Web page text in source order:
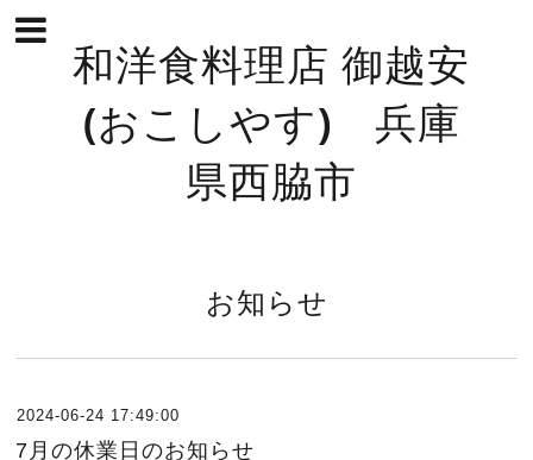
和洋食料理店 御越安
(おこしやす) 兵庫
県西脇市
お知らせ
2024-06-24 17:49:00
7月の休業日のお知らせ